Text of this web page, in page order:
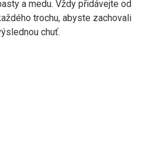
a medu. Vždy přidávejte od
trochu, abyste zachovali
chuť.